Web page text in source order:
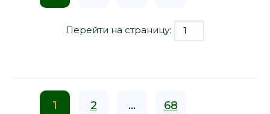
Перейти на страницу:
1 2 ... 68